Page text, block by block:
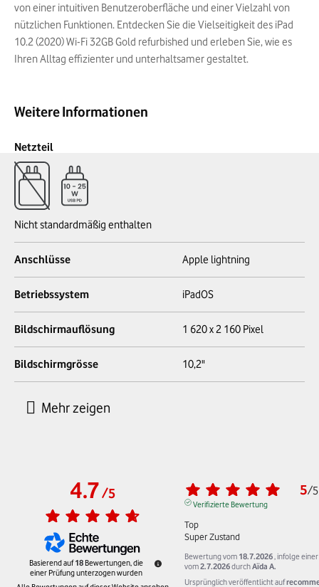
von einer intuitiven Benutzeroberfläche und einer Vielzahl von
nützlichen Funktionen. Entdecken Sie die Vielseitigkeit des iPad
10.2 (2020) Wi-Fi 32GB Gold refurbished und erleben Sie, wie es
Ihren Alltag effizienter und unterhaltsamer gestaltet.
Weitere Informationen
Netzteil
Nicht standardmäßig enthalten
Anschlüsse Apple lightning
Betriebssystem iPadOS
Bildschirmauflösung 1 620 x 2 160 Pixel
Bildschirmgrösse 10,2"
4.7/5
Basierend auf18 Bewertungen, die
einer Prüfung unterzogen wurden
5/5
Verifizierte Bewertung
Top
Super Zustand
Bewertung vom 18.7.2026 , infolge
vom2.7.2026durchAïda A.
Ursprünglich veröffentlicht auf